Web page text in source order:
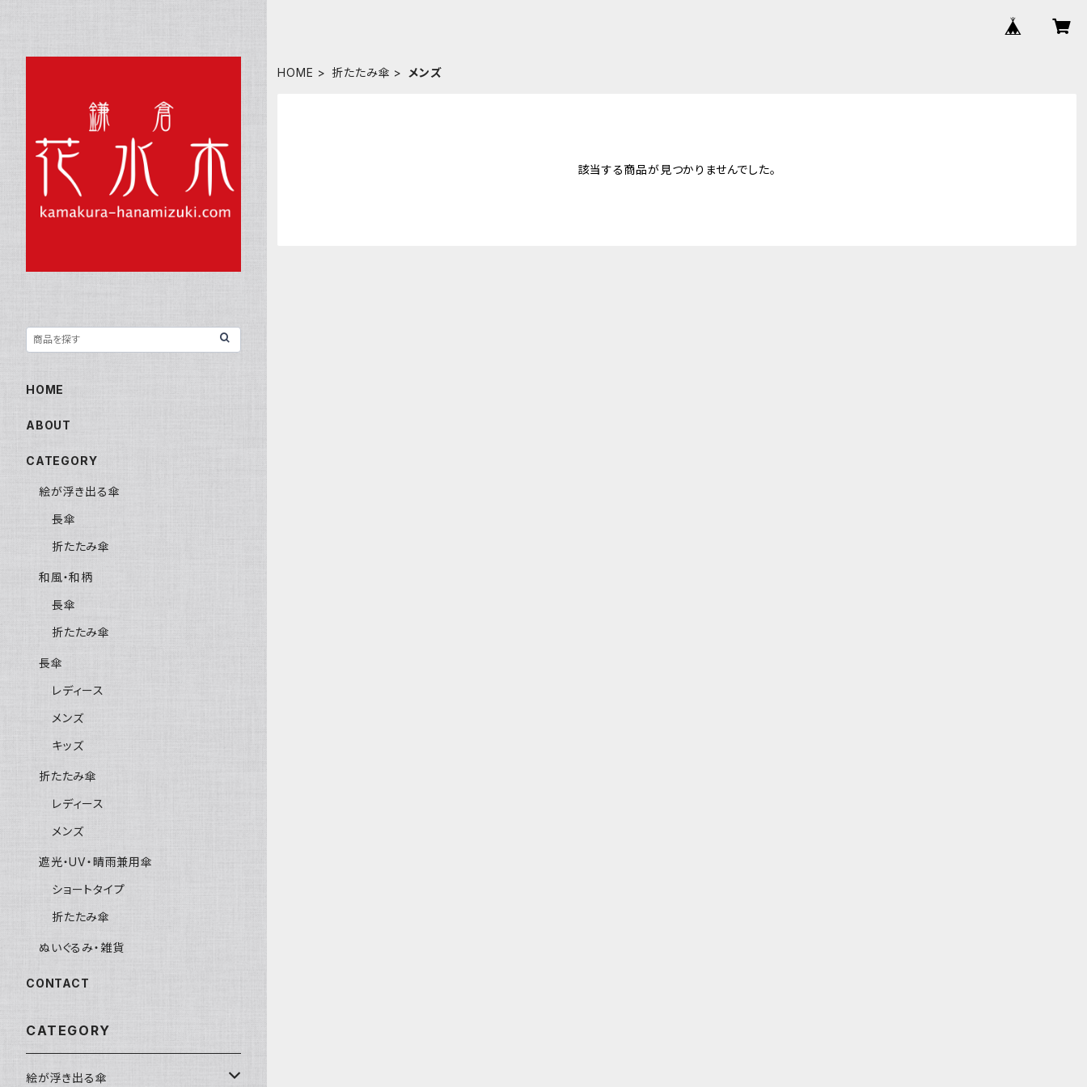
HOME 折たたみ傘 メンズ
該当する商品が見つかりませんでした。
HOME
ABOUT
CATEGORY
絵が浮き出る傘
長傘
折たたみ傘
和風・和柄
長傘
折たたみ傘
長傘
レディース
メンズ
キッズ
折たたみ傘
レディース
メンズ
遮光・UV・晴雨兼用傘
ショートタイプ
折たたみ傘
ぬいぐるみ・雑貨
CONTACT
CATEGORY
絵が浮き出る傘